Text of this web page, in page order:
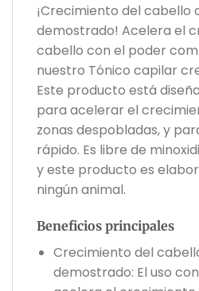
¡Crecimiento del cabello
demostrado! Acelera el
cabello con el poder
nuestro Tónico capilar
Este producto está
para acelerar el
zonas despobladas, y
rápido. Es libre de
y este producto es
ningún animal.
Beneficios principales
Crecimiento del
demostrado: El uso